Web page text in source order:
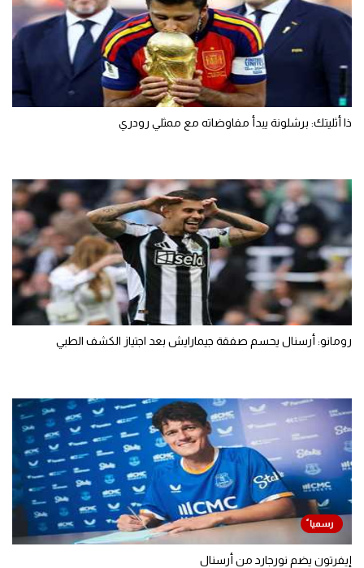
ذا أثليتك: برشلونة يبدأ مفاوضاته مع ممثلي رودري
رومانو: أرسنال يحسم صفقة جيمارايش بعد اجتياز الكشف الطبي
إيفرتون يضم نورجارد من أرسنال